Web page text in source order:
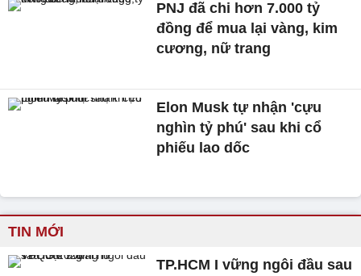
PNJ đã chi hơn 7.000 tỷ
đồng để mua lại vàng, kim
cương, nữ trang
Elon Musk tự nhận 'cựu
nghìn tỷ phú' sau khi cổ
phiếu lao dốc
TIN MỚI
TP.HCM I vững ngôi đầu sau